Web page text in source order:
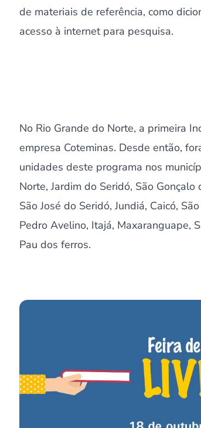
de materiais de referência, como
acesso à internet para pesquisa.
No Rio Grande do Norte, a primeira
empresa Coteminas. Desde então,
unidades deste programa nos
Norte, Jardim do Seridó, São
São José do Seridó, Jundiá, Caicó,
Pedro Avelino, Itajá, Maxaranguape,
Pau dos ferros.